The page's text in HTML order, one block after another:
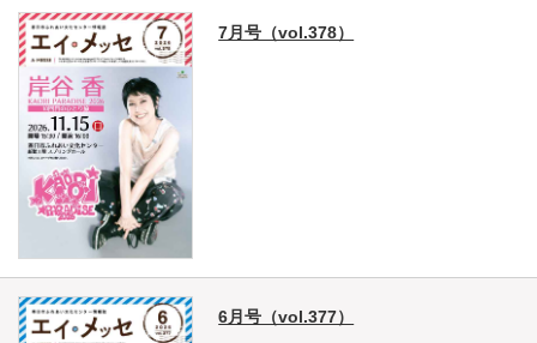
7月号（vol.378）
6月号（vol.377）